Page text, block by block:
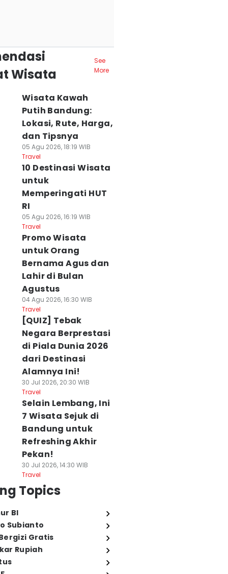
Wisata
See
More
Wisata Kawah
Putih Bandung:
Lokasi, Rute, Harga,
dan Tipsnya
05 Agu 2026, 18:19 WIB
Travel
10 Destinasi Wisata
untuk
Memperingati HUT
RI
05 Agu 2026, 16:19 WIB
Travel
Promo Wisata
untuk Orang
Bernama Agus dan
Lahir di Bulan
Agustus
04 Agu 2026, 16:30 WIB
Travel
[QUIZ] Tebak
Negara Berprestasi
di Piala Dunia 2026
dari Destinasi
Alamnya Ini!
30 Jul 2026, 20:30 WIB
Travel
Selain Lembang, Ini
7 Wisata Sejuk di
Bandung untuk
Refreshing Akhir
Pekan!
30 Jul 2026, 14:30 WIB
Travel
Topics
BI
Subianto
Gratis
Rupiah